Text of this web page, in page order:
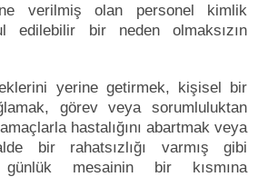
verilmiş olan personel kimlik
edilebilir bir neden olmaksızın
yerine getirmek, kişisel bir
görev veya sorumluluktan
hastalığını abartmak veya
bir rahatsızlığı varmış gibi
günlük mesainin bir kısmına